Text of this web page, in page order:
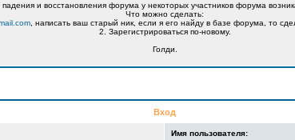
и восстановления форума у некоторых участников форума
Что можно сделать:
, написать ваш старый ник, если я его найду в базе форума, то
2. Зарегистрироваться по-новому.
Голди.
Вход
Имя пользователя: